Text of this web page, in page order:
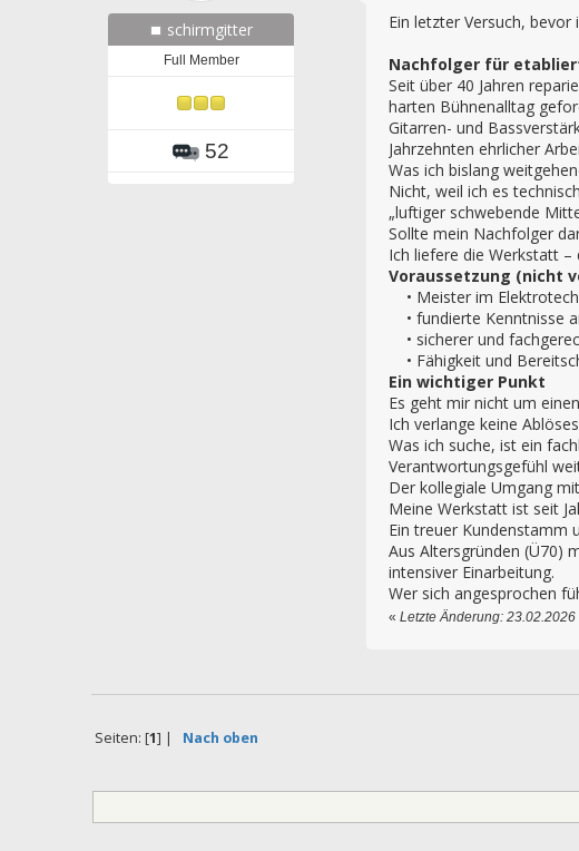
schirmgitter
Full Member
52
Ein letzter Versuch,
Nachfolger für
Seit über 40 Jahren
harten Bühnenalltag
Gitarren- und
Jahrzehnten ehrlicher
Was ich bislang
Nicht, weil ich es
„luftiger schwebende
Sollte mein Nachfolger
Ich liefere die Werkstatt
Voraussetzung (nicht
• Meister im
• fundierte Kenntnisse
• sicherer und
• Fähigkeit und
Ein wichtiger Punkt
Es geht mir nicht um
Ich verlange keine
Was ich suche, ist ein
Verantwortungsgefühl
Der kollegiale Umgang
Meine Werkstatt ist seit
Ein treuer Kundenstamm
Aus Altersgründen (Ü70)
intensiver Einarbeitung.
Wer sich angesprochen
« Letzte Änderung:
Seiten: [1] | Nach oben